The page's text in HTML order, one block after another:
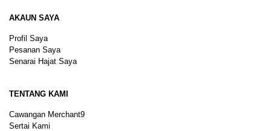
AKAUN SAYA
Profil Saya
Pesanan Saya
Senarai Hajat Saya
TENTANG KAMI
Cawangan Merchant9
Sertai Kami